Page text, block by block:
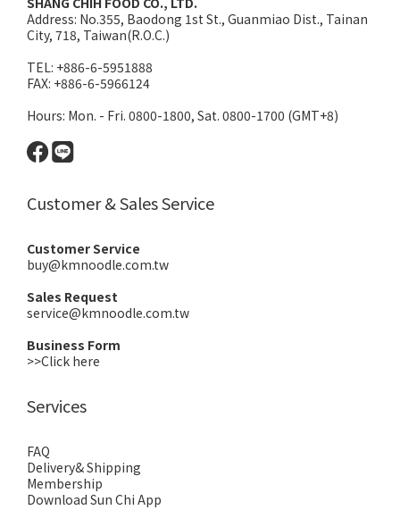
Address: No.355, Baodong 1st St., Guanmiao Dist., Tainan
City, 718, Taiwan(R.O.C.)
TEL: +886-6-5951888
FAX: +886-6-5966124
Hours: Mon. - Fri. 0800-1800, Sat. 0800-1700 (GMT+8)
Customer & Sales Service
Customer Service
buy@kmnoodle.com.tw
Sales Request
service@kmnoodle.com.tw
Business Form
>>Click here
Services
FAQ
Delivery& Shipping
Membership
Download Sun Chi App